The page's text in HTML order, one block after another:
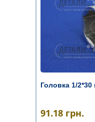
Головка 1/2*30
91.18 грн.